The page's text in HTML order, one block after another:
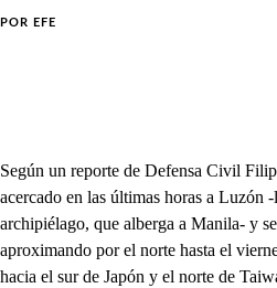
POR EFE
Según un reporte de Defensa Civil
acercado en las últimas horas a Luzón
archipiélago, que alberga a Manila- y
aproximando por el norte hasta el
hacia el sur de Japón y el norte de